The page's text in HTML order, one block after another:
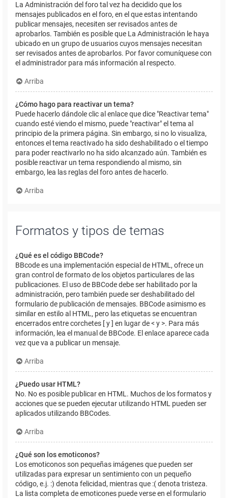
La Administración del foro tal vez ha decidido que los
mensajes publicados en el foro, en el que estas intentando
publicar mensajes, necesiten ser revisados antes de
aprobarlos. También es posible que La Administración le haya
ubicado en un grupo de usuarios cuyos mensajes necesitan
ser revisados antes de aprobarlos. Por favor comuníquese con
el administrador para más información al respecto.
Arriba
¿Cómo hago para reactivar un tema?
Puede hacerlo dándole clic al enlace que dice "Reactivar tema"
cuando esté viendo el mismo, puede "reactivar" el tema al
principio de la primera página. Sin embargo, si no lo visualiza,
entonces el tema reactivado ha sido deshabilitado o el tiempo
para poder reactivarlo no ha sido alcanzado aún. También es
posible reactivar un tema respondiendo al mismo, sin
embargo, lea las reglas del foro antes de hacerlo.
Arriba
Formatos y tipos de temas
¿Qué es el código BBCode?
BBcode es una implementación especial de HTML, ofrece un
gran control de formato de los objetos particulares de las
publicaciones. El uso de BBCode debe ser habilitado por la
administración, pero también puede ser deshabilitado del
formulario de publicación de mensajes. BBCode asimismo es
similar en estilo al HTML, pero las etiquetas se encuentran
encerrados entre corchetes [ y ] en lugar de < y >. Para más
información, lea el manual de BBCode. El enlace aparece cada
vez que va a publicar un mensaje.
Arriba
¿Puedo usar HTML?
No. No es posible publicar en HTML. Muchos de los formatos y
acciones que se pueden ejecutar utilizando HTML pueden ser
aplicados utilizando BBCodes.
Arriba
¿Qué son los emoticonos?
Los emoticonos son pequeñas imágenes que pueden ser
utilizadas para expresar un sentimiento con un pequeño
código, e.j. :) denota felicidad, mientras que :( denota tristeza.
La lista completa de emoticones puede verse en el formulario